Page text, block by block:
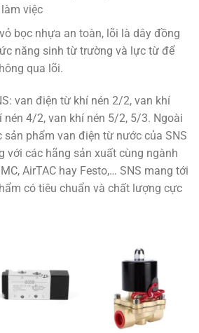
việc
bọc nhựa an toàn, lõi là dây đồng
năng sinh từ trường và lực từ để
qua lõi.
van điện từ khí nén 2/2, van khí
nén 4/2, van khí nén 5/2, 5/3. Ngoài
sản phẩm van điện từ nước của SNS
với các hãng sản xuất cùng ngành
AirTAC hay Festo,… SNS mang tới
có tiêu chuẩn và chất lượng cực